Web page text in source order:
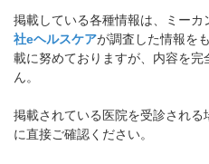
掲載している各種情報は、ミー
社eヘルスケアが調査した情報を
載に努めておりますが、内容を
ん。
掲載されている医院を受診され
に直接ご確認ください。